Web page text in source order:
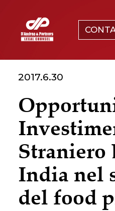
CHI SIAMO
NEWS & EVENTI
CONOSCENZE
CONTATTI
2017.6.30
India nel
del food